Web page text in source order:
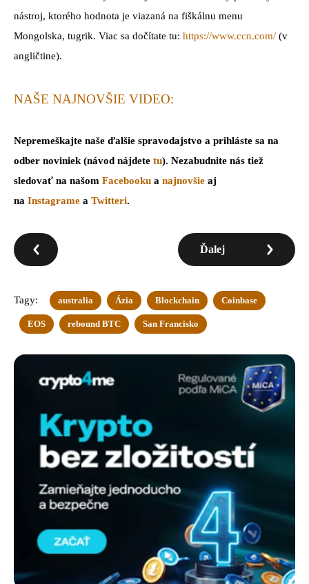
nástroj, ktorého hodnota je viazaná na fiškálnu menu
Mongolska, tugrik. Viac sa dočítate tu: https://www.ccn.com/ (v
angličtine).
NAŠE NAJNOVŠIE VIDEO:
Nepremeškajte naše ďalšie spravodajstvo a prihláste sa na
odber noviniek (návod nájdete tu). Nezabudnite nás tiež
sledovať na našom Facebooku a najnovšie aj
na Instagrame a Twitteri.
Ďalej
Tagy: australia Ázia Blockchain Coinbase
EOS rebound BTC San Francisko